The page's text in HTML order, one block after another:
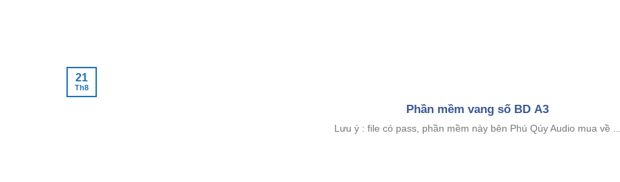
Phần mềm vang số BD A3
Lưu ý : file có pass, phần mềm này bên Phú Qúy Audio mua về
21
Th8